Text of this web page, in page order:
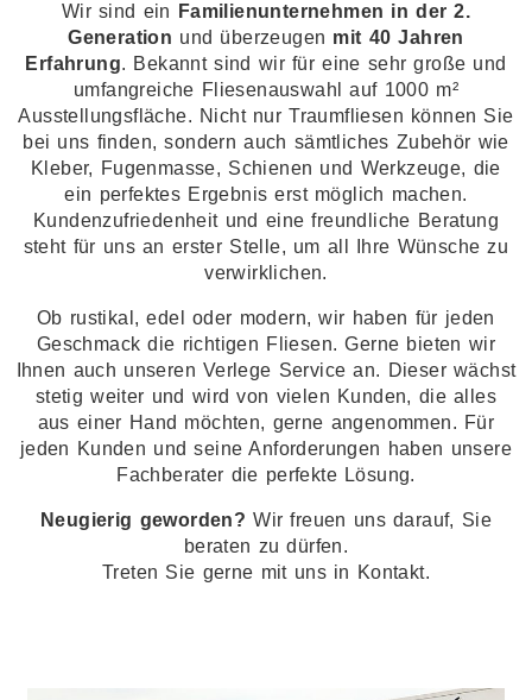
Wir sind ein
Familienunternehmen in der 2.
Generation und überzeugen mit 40 Jahren
Erfahrung. Bekannt sind wir für eine sehr große und
umfangreiche Fliesenauswahl auf 1000 m²
Ausstellungsfläche. Nicht nur Traumfliesen können Sie
bei uns finden, sondern auch sämtliches Zubehör wie
Kleber, Fugenmasse, Schienen und Werkzeuge, die
ein perfektes Ergebnis erst möglich machen.
Kundenzufriedenheit und eine freundliche Beratung
steht für uns an erster Stelle, um all Ihre Wünsche zu
verwirklichen.
Ob rustikal, edel oder modern, wir haben für jeden
Geschmack die richtigen Fliesen. Gerne bieten wir
Ihnen auch unseren Verlege Service an. Dieser wächst
stetig weiter und wird von vielen Kunden, die alles
aus einer Hand möchten, gerne angenommen. Für
jeden Kunden und seine Anforderungen haben unsere
Fachberater die perfekte Lösung.
Neugierig geworden? Wir freuen uns darauf, Sie
beraten zu dürfen.
Treten Sie gerne mit uns in Kontakt.